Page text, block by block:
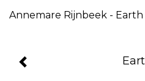
Annemare Rijnbeek - Earth